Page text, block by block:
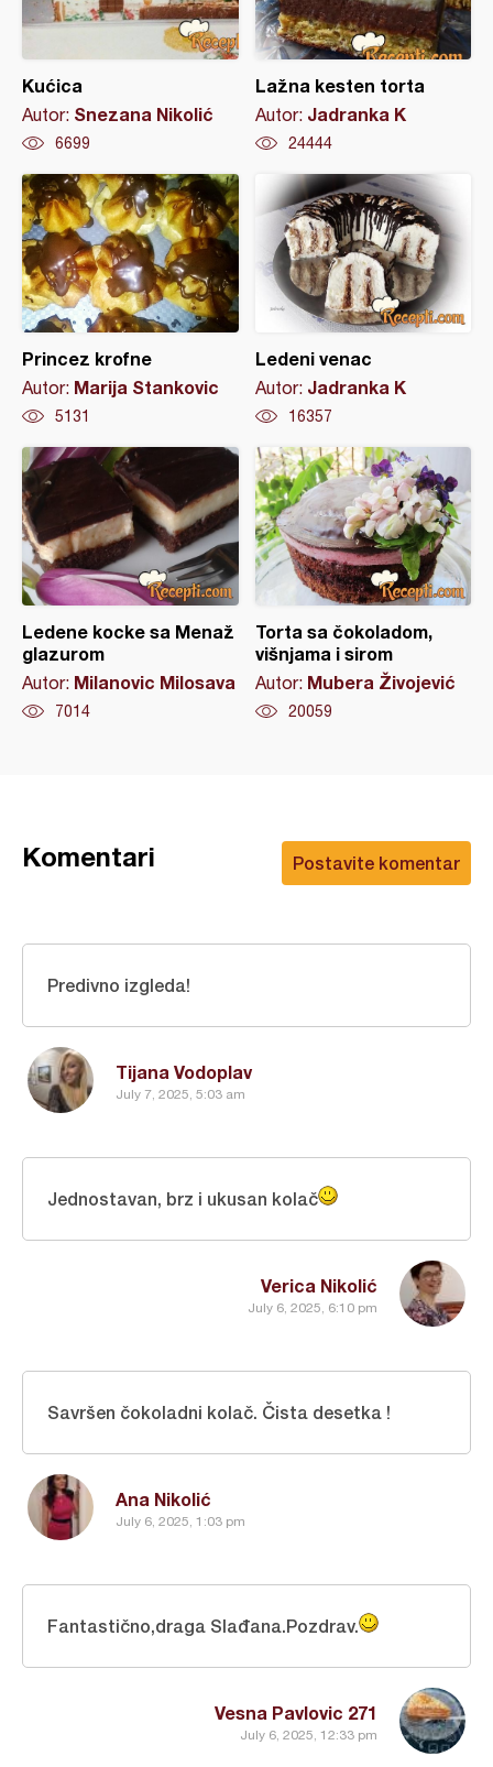
Kućica
Autor: Snezana Nikolić
6699
Lažna kesten torta
Autor: Jadranka K
24444
Princez krofne
Autor: Marija Stankovic
5131
Ledeni venac
Autor: Jadranka K
16357
Ledene kocke sa Menaž
glazurom
Autor: Milanovic Milosava
7014
Torta sa čokoladom,
višnjama i sirom
Autor: Mubera Živojević
20059
Postavite komentar
Komentari
Tijana Vodoplav
July 7, 2025, 5:03 am
Predivno izgleda!
Verica Nikolić
July 6, 2025, 6:10 pm
Jednostavan, brz i ukusan kolač
Ana Nikolić
July 6, 2025, 1:03 pm
Savršen čokoladni kolač. Čista desetka !
Vesna Pavlovic 271
July 6, 2025, 12:33 pm
Fantastično,draga Slađana.Pozdrav.